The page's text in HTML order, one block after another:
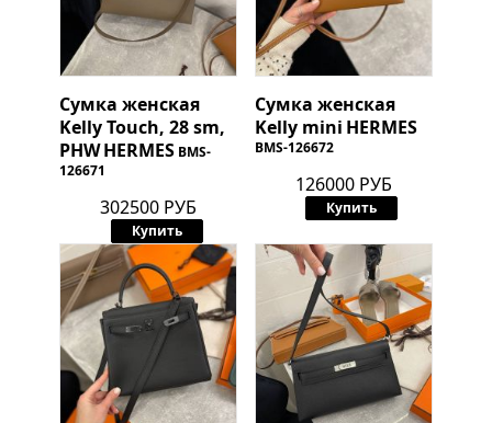
Сумка женская
Kelly Touch, 28 sm,
PHWHERMES BMS-
126671
302500 РУБ
Купить
Сумка женская
Kelly mini HERMES
BMS-126672
126000 РУБ
Купить